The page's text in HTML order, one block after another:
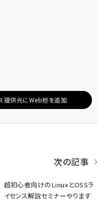
提供元にWeb担を追加
次の記事
超初心者向けのLinuxとOSSラ
イセンス解説セミナーやります